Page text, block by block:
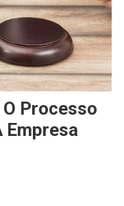
Processo
Empresa